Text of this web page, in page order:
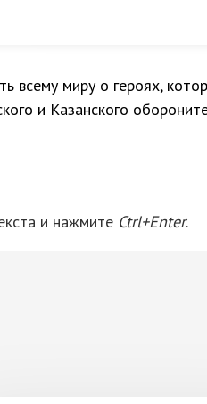
всему миру о героях,
и Казанского
и нажмите Ctrl+Enter.